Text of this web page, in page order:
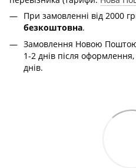
При замовленні від 2000
безкоштовна.
Замовлення Новою
1-2 днів після
днів.